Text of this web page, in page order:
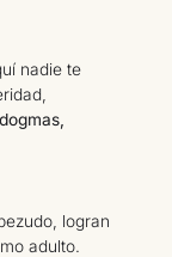
nadie te
logran
adulto.